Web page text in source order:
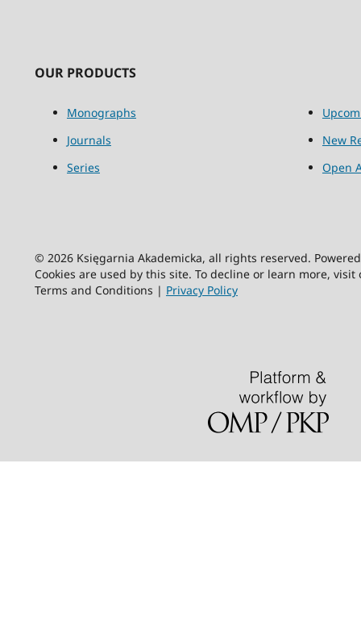
OUR PRODUCTS
Monographs
Journals
Series
New
Open
© 2026 Księgarnia Akademicka, all rights reserved.
Cookies are used by this site. To decline or learn more,
Terms and Conditions | Privacy Policy